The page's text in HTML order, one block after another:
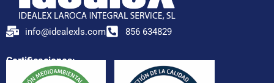
info@idealexls.com 856 634829
Certificaciones: